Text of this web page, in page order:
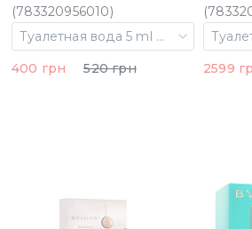
(783320956010)
Туалетная вода 5 ml Mini
400 грн
520 грн
2599